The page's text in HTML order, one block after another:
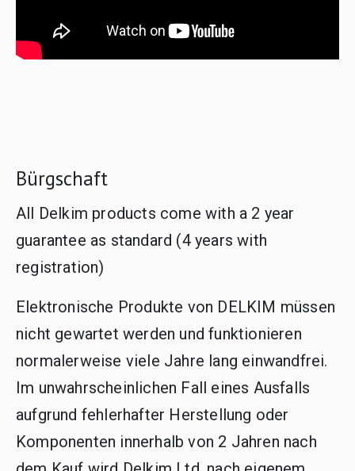
Bürgschaft
All Delkim products come with a 2 year
guarantee as standard (4 years with
registration)
Elektronische Produkte von DELKIM müssen
nicht gewartet werden und funktionieren
normalerweise viele Jahre lang einwandfrei.
Im unwahrscheinlichen Fall eines Ausfalls
aufgrund fehlerhafter Herstellung oder
Komponenten innerhalb von 2 Jahren nach